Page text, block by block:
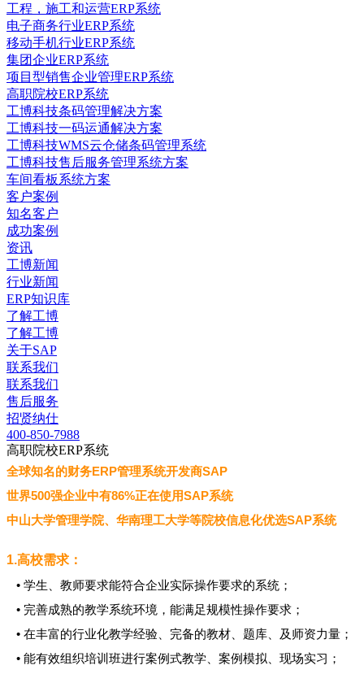
工程，施工和运营ERP系统
电子商务行业ERP系统
移动手机行业ERP系统
集团企业ERP系统
项目型销售企业管理ERP系统
高职院校ERP系统
工博科技条码管理解决方案
工博科技一码运通解决方案
工博科技WMS云仓储条码管理系统
工博科技售后服务管理系统方案
车间看板系统方案
客户案例
知名客户
成功案例
资讯
工博新闻
行业新闻
ERP知识库
了解工博
了解工博
关于SAP
联系我们
联系我们
售后服务
招贤纳仕
400-850-7988
高职院校ERP系统
全球知名的财务ERP管理系统开发商SAP
世界500强企业中有86%正在使用SAP系统
中山大学管理学院、华南理工大学等院校信息化优选SAP系统
1.高校需求：
• 学生、教师要求能符合企业实际操作要求的系统；
• 完善成熟的教学系统环境，能满足规模性操作要求；
• 在丰富的行业化教学经验、完备的教材、题库、及师资力量；
• 能有效组织培训班进行案例式教学、案例模拟、现场实习；